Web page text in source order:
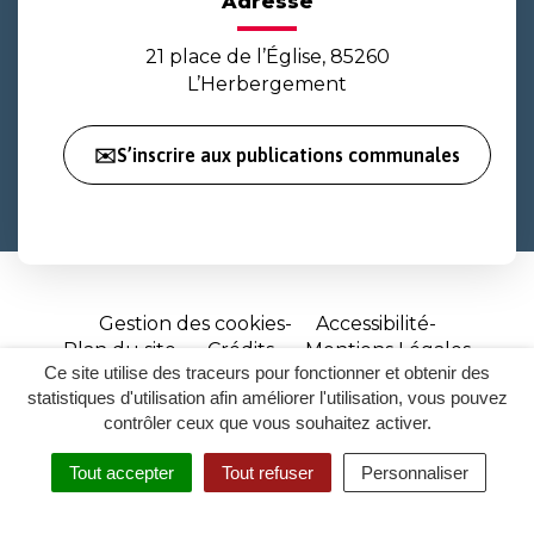
Ce site utilise des traceurs pour fonctionner et obtenir des
statistiques d'utilisation afin améliorer l'utilisation, vous pouvez
contrôler ceux que vous souhaitez activer.
Tout accepter Tout refuser Personnaliser
RECHERCHER
ACCESSIBILITÉ
21 place de l’Église, 85260
L’Herbergement
✉️S’inscrire aux publications communales
Gestion des cookies
Accessibilité
Plan du site
Crédits
Mentions Légales
Site
réalisé
par
Inovagora